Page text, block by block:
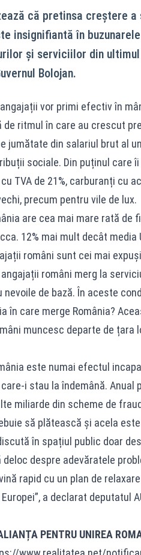
că pretinsa creștere
insignifiantă în
și serviciilor din ultimul
Bolojan.
vor primi efectiv în
ritmul în care au crescut
jumătate din salariul brut al
sociale. Din puținul care
TVA de 21%, carburanți cu
precum pentru vile de lux.
are cea mai mare rată de
12% mai mult decât media
români sunt cei mai
români merg la
de bază. În aceste
în care merge România?
muncesc departe de țara
este numai efectul
i stau la îndemână. Anual
miliarde din scheme de
să plătească și acela
în spațiul public doar
despre adevăratele
rapid cu un plan de
a declarat deputatul
PENTRU UNIREA